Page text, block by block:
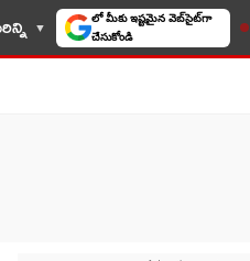
10TV సెలెక్ట్ చేసుకోండి